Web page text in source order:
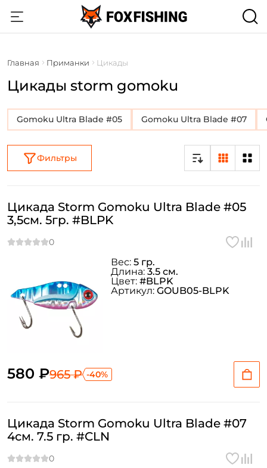
Главная Приманки Цикады
Цикады storm gomoku
Gomoku Ultra Blade #05 Gomoku Ultra Blade #07
Фильтры
Цикада Storm Gomoku Ultra Blade #05
3,5см. 5гр. #BLPK
580 ₽965 ₽ -40%
Вес: 5 гр.
Длина: 3.5 см.
Цвет: #BLPK
Артикул: GOUB05-BLPK
Цикада Storm Gomoku Ultra Blade #07
4см. 7.5 гр. #CLN